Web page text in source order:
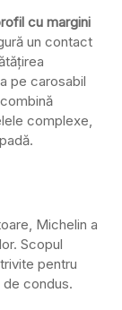
cu margini
un contact
pe carosabil
complexe,
Michelin a
Scopul
pentru
condus.